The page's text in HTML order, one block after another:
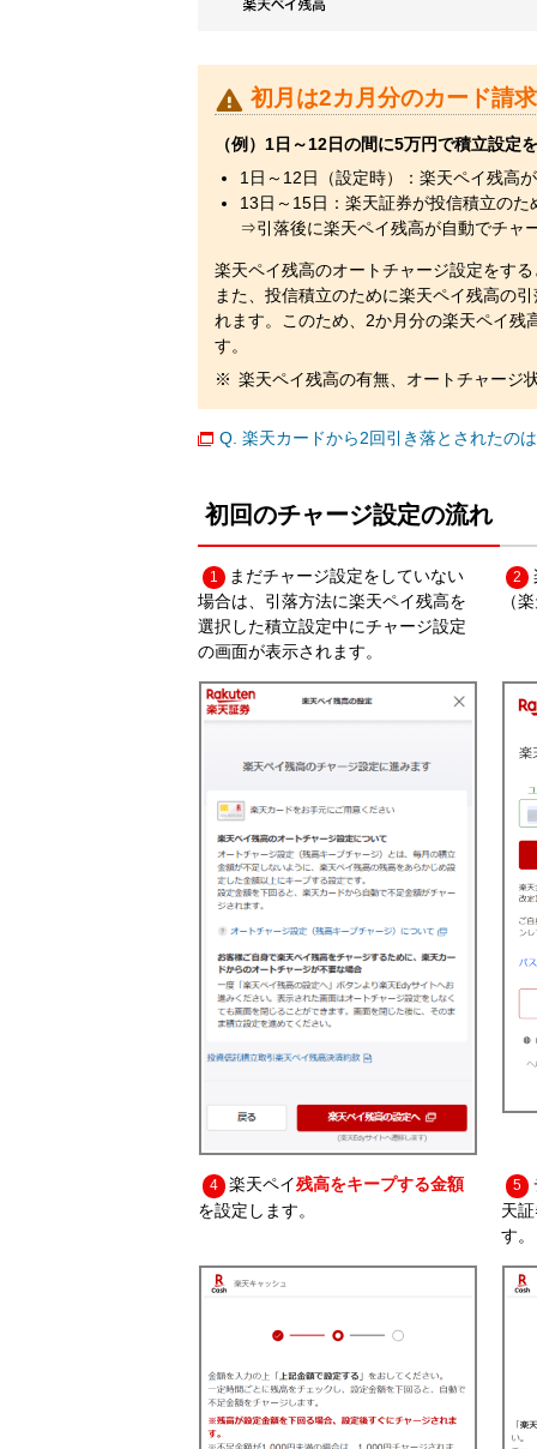
 初月は2カ月分のカード請
（例）1日～12日の間に5万円で積立設定
1日～12日（設定時）：楽天ペイ残
13日～15日：楽天証券が投信積立の
⇒引落後に楽天ペイ残高が自動でチ
楽天ペイ残高のオートチャージ設定をす
また、投信積立のために楽天ペイ残高の
れます。このため、2か月分の楽天ペイ残
す。
楽天ペイ残高の有無、オートチャージ
Q. 楽天カードから2回引き落とされたの
初回のチャージ設定の流れ
1
まだチャージ設定をしていない
場合は、引落方法に楽天ペイ残高を
選択した積立設定中にチャージ設定
の画面が表示されます。
2
（
4 楽天ペイ残高をキープする金額
を設定します。
5
天
す。